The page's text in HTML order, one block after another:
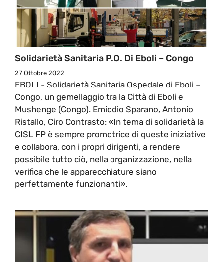
Solidarietà Sanitaria P.O. Di Eboli – Congo
27 Ottobre 2022
EBOLI - Solidarietà Sanitaria Ospedale di Eboli –
Congo, un gemellaggio tra la Città di Eboli e
Mushenge (Congo). Emiddio Sparano, Antonio
Ristallo, Ciro Contrasto: «In tema di solidarietà la
CISL FP è sempre promotrice di queste iniziative
e collabora, con i propri dirigenti, a rendere
possibile tutto ciò, nella organizzazione, nella
verifica che le apparecchiature siano
perfettamente funzionanti».